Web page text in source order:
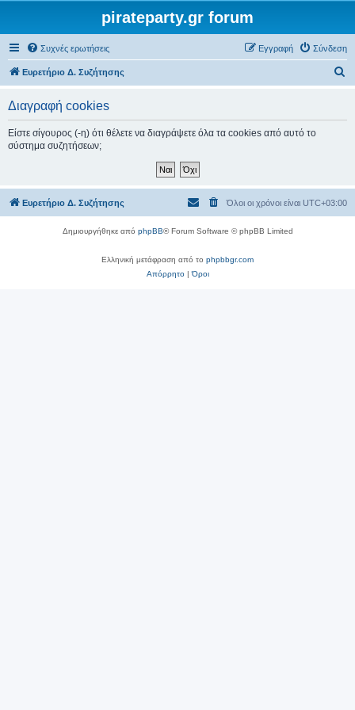
pirateparty.gr forum
Συχνές ερωτήσεις Σύνδεση
Εγγραφή
Ευρετήριο Δ. Συζήτησης
σ
Διαγραφή cookies
Είστε σίγουρος (-η) ότι θέλετε να διαγράψετε όλα τα cookies από αυτό το
σύστημα συζητήσεων;
Ευρετήριο Δ. Συζήτησης Όλοι οι χρόνοι είναι UTC+03:00
Δημιουργήθηκε από phpBB® Forum Software © phpBB Limited
Ελληνική μετάφραση από το phpbbgr.com
Απόρρητο|Όροι